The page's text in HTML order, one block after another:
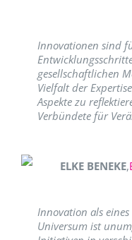
Innovationen sind
gesellschaftlichen
Vielfalt der
Aspekte zu
Verbündete für
ELKE BENEKE,
Innovation als
Universum ist